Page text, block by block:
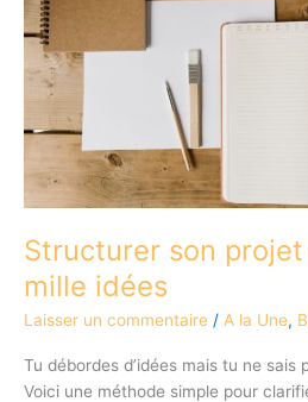
Structurer son
mille idées
Laisser un commentaire / A la Une,
Tu débordes d’idées mais tu ne sais
Voici une méthode simple pour
projet
quand
on
idées